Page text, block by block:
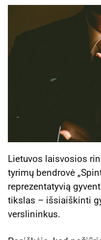
Lietuvos laisvosios
tyrimų bendrovė
reprezentatyvią
tikslas – išsiaiškinti
verslininkus.